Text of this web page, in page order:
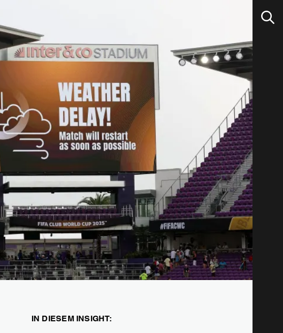
IN DIESEM INSIGHT: